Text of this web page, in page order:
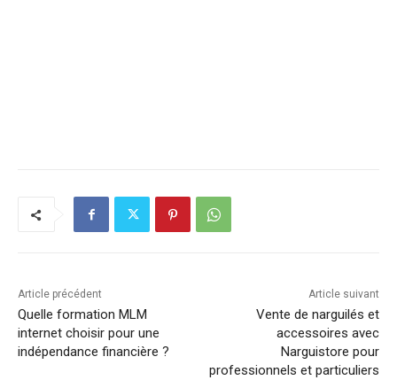
Article précédent
Quelle formation MLM
internet choisir pour une
indépendance financière ?
Article suivant
Vente de narguilés et
accessoires avec
Narguistore pour
professionnels et particuliers